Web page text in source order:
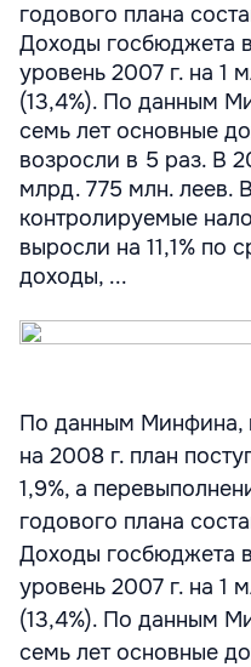
годового плана
Доходы госбюджета
уровень 2007 г. на 1
(13,4%). По данным
семь лет основные
возросли в 5 раз. В
млрд. 775 млн. леев.
контролируемые
выросли на 11,1% по
доходы, ...
По данным Минфина,
на 2008 г. план
1,9%, а
годового плана
Доходы госбюджета
уровень 2007 г. на 1
(13,4%). По данным
семь лет основные